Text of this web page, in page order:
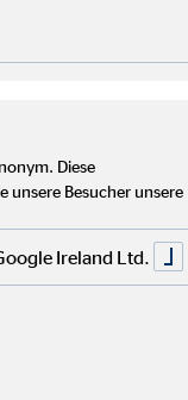
rechtlich
Service "Zoom"
sowie Inhalte
Diese
unsere Besucher unsere
Ireland Ltd.